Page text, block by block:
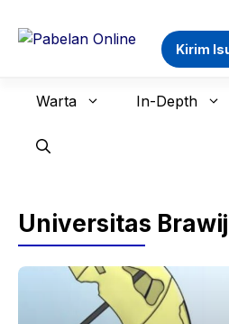
Kirim
Warta In-Depth
Universitas